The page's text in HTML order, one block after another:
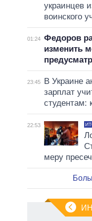
украинцев
воинского
01:24 Федоров
изменить
23:45
В Украине
зарплат
студентам:
22:53
меру